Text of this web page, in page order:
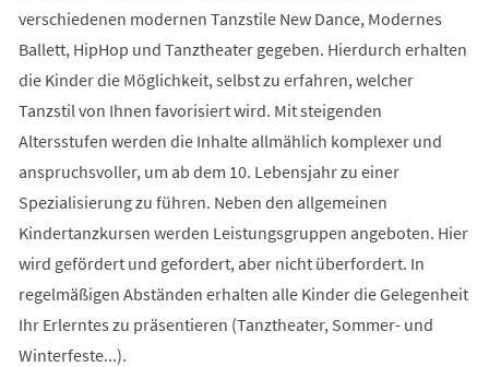
verschiedenen modernen Tanzstile New Dance, Modernes
Ballett, HipHop und Tanztheater gegeben. Hierdurch erhalten
die Kinder die Möglichkeit, selbst zu erfahren, welcher
Tanzstil von Ihnen favorisiert wird. Mit steigenden
Altersstufen werden die Inhalte allmählich komplexer und
anspruchsvoller, um ab dem 10. Lebensjahr zu einer
Spezialisierung zu führen. Neben den allgemeinen
Kindertanzkursen werden Leistungsgruppen angeboten. Hier
wird gefördert und gefordert, aber nicht überfordert. In
regelmäßigen Abständen erhalten alle Kinder die Gelegenheit
Ihr Erlerntes zu präsentieren (Tanztheater, Sommer- und
Winterfeste...).